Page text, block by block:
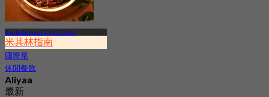
Kuala Lumpur City Centre
米其林指南
國際菜
休閒餐飲
Aliyaa
最新